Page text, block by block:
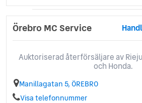
Örebro MC Service
Auktoriserad återförsäljare av
och Honda.
Manillagatan 5, ÖREBRO
Visa telefonnummer